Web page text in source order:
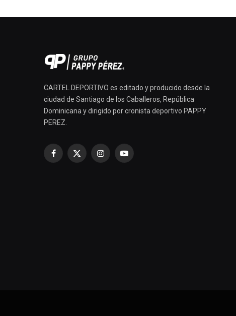
CARTEL DEPORTIVO es editado y producido desde la
ciudad de Santiago de los Caballeros, República
Dominicana y dirigido por cronista deportivo PAPPY
PEREZ.
Facebook
X
InstagramYouTube